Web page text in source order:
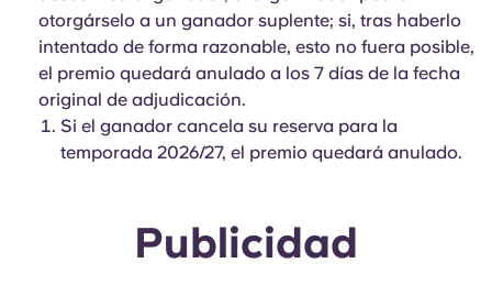
otorgárselo a un ganador suplente; si, tras haberlo
intentado de forma razonable, esto no fuera posible,
el premio quedará anulado a los 7 días de la fecha
original de adjudicación.
Si el ganador cancela su reserva para la
temporada 2026/27, el premio quedará anulado.
Publicidad